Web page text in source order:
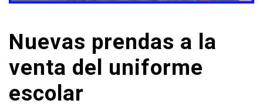
Nuevas prendas a la
venta del uniforme
escolar